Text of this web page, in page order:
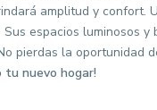
amplitud y confort.
espacios luminosos y
pierdas la oportunidad
tu nuevo hogar!